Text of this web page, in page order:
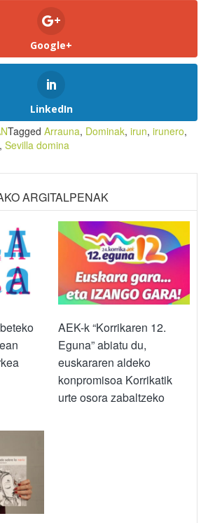
Google+
LinkedIn
Tagged Arrauna, Dominak, irun, irunero,
, Sevilla domina
ARGITALPENAK
AEK-k “Korrikaren 12.
Eguna” abiatu du,
euskararen aldeko
konpromisoa Korrikatik
urte osora zabaltzeko